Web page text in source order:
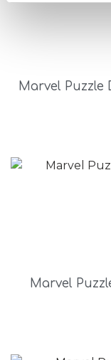
Marvel Puzzle
Marvel